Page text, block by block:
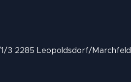
1/3 2285 Leopoldsdorf/Marchfeld